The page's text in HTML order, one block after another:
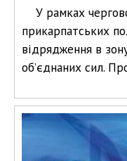
У рамках
прикарпатських
відрядження в
об’єднаних сил.